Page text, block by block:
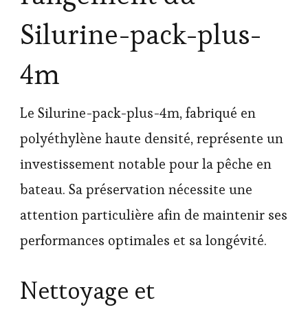
Silurine-pack-plus-
4m
Le Silurine-pack-plus-4m, fabriqué en
polyéthylène haute densité, représente un
investissement notable pour la pêche en
bateau. Sa préservation nécessite une
attention particulière afin de maintenir ses
performances optimales et sa longévité.
Nettoyage et